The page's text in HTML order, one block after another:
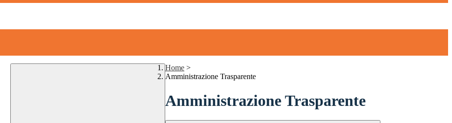
Home >
Amministrazione Trasparente
Amministrazione Trasparente